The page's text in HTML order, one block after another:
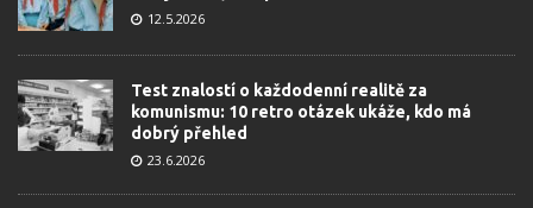
12.5.2026
Test znalostí o každodenní realitě za
komunismu: 10 retro otázek ukáže, kdo má
dobrý přehled
23.6.2026